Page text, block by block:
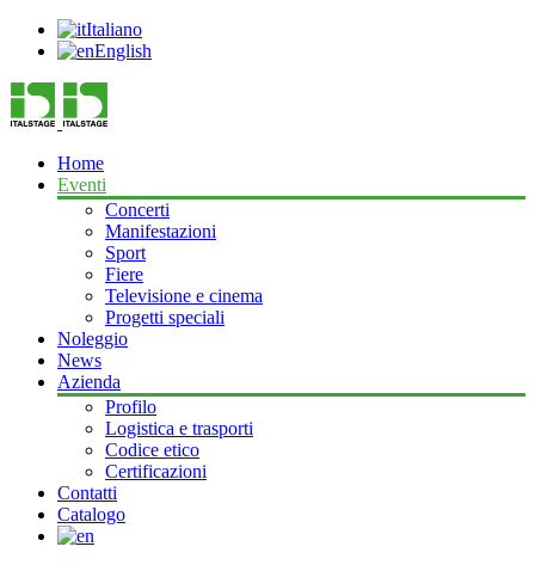
Italiano
English
Home
Eventi
Concerti
Manifestazioni
Sport
Fiere
Televisione e cinema
Progetti speciali
Noleggio
News
Azienda
Profilo
Logistica e trasporti
Codice etico
Certificazioni
Contatti
Catalogo